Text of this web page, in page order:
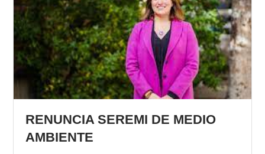
RENUNCIA SEREMI DE MEDIO
AMBIENTE